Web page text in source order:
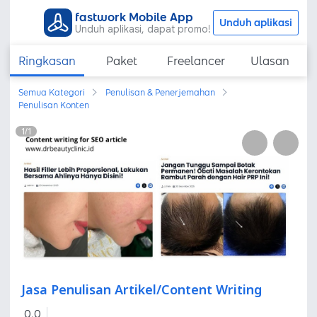
fastwork Mobile App
Unduh aplikasi, dapat promo! Unduh aplikasi
Ringkasan Paket Freelancer Ulasan
Semua Kategori
Penulisan & Penerjemahan
Penulisan Konten
1/1
Jasa Penulisan Artikel/Content Writing
0,0